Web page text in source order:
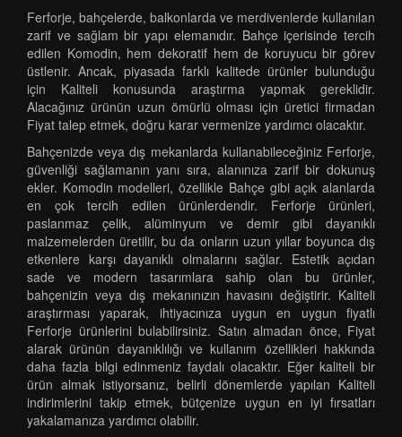
Ferforje, bahçelerde, balkonlarda ve merdivenlerde kullanılan
zarif ve sağlam bir yapı elemanıdır. Bahçe içerisinde tercih
edilen Komodin, hem dekoratif hem de koruyucu bir görev
üstlenir. Ancak, piyasada farklı kalitede ürünler bulunduğu
için Kaliteli konusunda araştırma yapmak gereklidir.
Alacağınız ürünün uzun ömürlü olması için üretici firmadan
Fiyat talep etmek, doğru karar vermenize yardımcı olacaktır.
Bahçenizde veya dış mekanlarda kullanabileceğiniz Ferforje,
güvenliği sağlamanın yanı sıra, alanınıza zarif bir dokunuş
ekler. Komodin modelleri, özellikle Bahçe gibi açık alanlarda
en çok tercih edilen ürünlerdendir. Ferforje ürünleri,
paslanmaz çelik, alüminyum ve demir gibi dayanıklı
malzemelerden üretilir, bu da onların uzun yıllar boyunca dış
etkenlere karşı dayanıklı olmalarını sağlar. Estetik açıdan
sade ve modern tasarımlara sahip olan bu ürünler,
bahçenizin veya dış mekanınızın havasını değiştirir. Kaliteli
araştırması yaparak, ihtiyacınıza uygun en uygun fiyatlı
Ferforje ürünlerini bulabilirsiniz. Satın almadan önce, Fiyat
alarak ürünün dayanıklılığı ve kullanım özellikleri hakkında
daha fazla bilgi edinmeniz faydalı olacaktır. Eğer kaliteli bir
ürün almak istiyorsanız, belirli dönemlerde yapılan Kaliteli
indirimlerini takip etmek, bütçenize uygun en iyi fırsatları
yakalamanıza yardımcı olabilir.